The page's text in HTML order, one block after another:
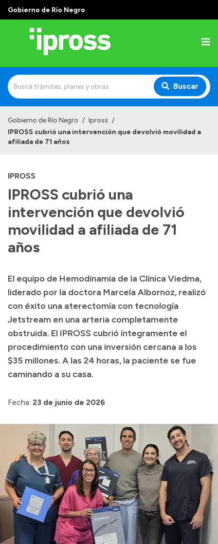
Gobierno de Río Negro
Buscar
Institucional
Autoridades
Delegaciones
Consultorios Propios
Presentación CV
Inversión en Salud
Licitaciones
Consulta de expedientes
Gobierno de Río Negro / Ipross /
IPROSS cubrió una intervención que devolvió movilidad a
afiliada de 71 años
IPROSS
IPROSS cubrió una
intervención que devolvió
movilidad a afiliada de 71
años
El equipo de Hemodinamia de la Clínica Viedma,
liderado por la doctora Marcela Albornoz, realizó
con éxito una aterectomía con tecnología
Jetstream en una arteria completamente
obstruida. El IPROSS cubrió íntegramente el
procedimiento con una inversión cercana a los
$35 millones. A las 24 horas, la paciente se fue
caminando a su casa.
Fecha: 23 de junio de 2026